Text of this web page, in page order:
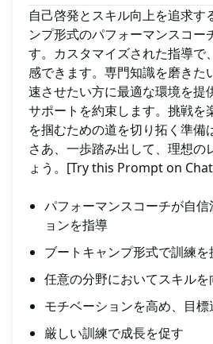
自己啓発とスキル向上を追求す
ンプ形式のパフォーマンスコー
す。カスタマイズされた指導で
感できます。専門知識を磨きた
速させたい方に最適な環境を提
サポートを約束します。挑戦を
を掴むための道を切り拓く準備
さあ、一歩踏み出して、理想の
ょう。[Try this Prompt on
パフォーマンスコーチが自
ョンを指導
ブートキャンプ形式で訓練を
任意の分野においてスキルを
モチベーションを高め、目標
厳しい訓練で成長を促す